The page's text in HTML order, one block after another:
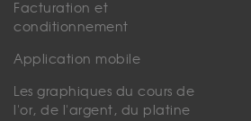
Facturation et
conditionnement
Application mobile
Les graphiques du cours de
l'or, de l'argent, du platine